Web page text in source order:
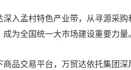
孟村特色产业带，从寻源采购
为全国统一大市场建设重要力量。
交易平台，万贸达依托集团深